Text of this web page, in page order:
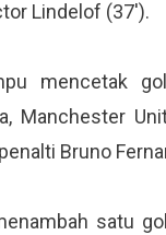
Lindelof (37′).
mencetak
Manchester
Bruno
satu